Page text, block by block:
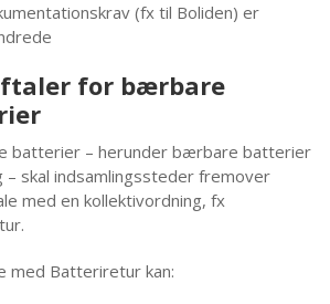
(fx til Boliden) er
for bærbare
batterier – herunder bærbare batterier
– skal indsamlingssteder fremover
med en kollektivordning, fx
med Batteriretur kan: